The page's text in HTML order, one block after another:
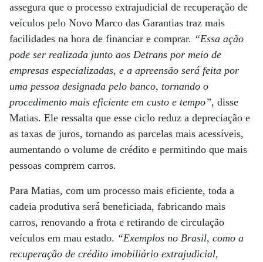
assegura que o processo extrajudicial de recuperação de
veículos pelo Novo Marco das Garantias traz mais
facilidades na hora de financiar e comprar. “Essa ação
pode ser realizada junto aos Detrans por meio de
empresas especializadas, e a apreensão será feita por
uma pessoa designada pelo banco, tornando o
procedimento mais eficiente em custo e tempo”, disse
Matias. Ele ressalta que esse ciclo reduz a depreciação e
as taxas de juros, tornando as parcelas mais acessíveis,
aumentando o volume de crédito e permitindo que mais
pessoas comprem carros.
Para Matias, com um processo mais eficiente, toda a
cadeia produtiva será beneficiada, fabricando mais
carros, renovando a frota e retirando de circulação
veículos em mau estado. “Exemplos no Brasil, como a
recuperação de crédito imobiliário extrajudicial,